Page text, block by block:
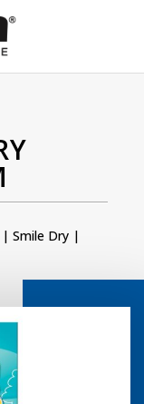
| Smile Dry |